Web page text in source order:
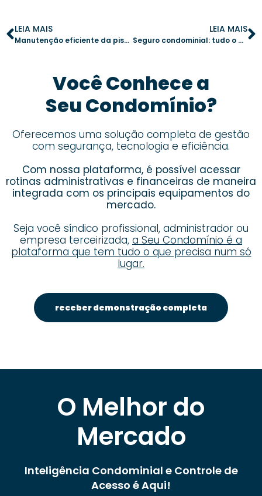
LEIA MAIS
Manutenção eficiente da piscina do condomínio: cuidados essenciais para água sempre limpa
LEIA MAIS
Seguro condominial: tudo o que síndicos e moradores precisam saber
Você Conhece a
Seu Condomínio?
Oferecemos uma solução completa de gestão
com segurança, tecnologia e eficiência.
Com nossa plataforma, é possível acessar
rotinas administrativas e financeiras de maneira
integrada com os principais equipamentos do
mercado.
Seja você síndico profissional, administrador ou
empresa terceirizada, a Seu Condomínio é a
plataforma que tem tudo o que precisa num só
lugar.
receber demonstração completa
O Melhor do
Mercado
Inteligência Condominial e Controle de
Acesso é Aqui!